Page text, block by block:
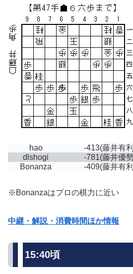
hao -413(藤井有
dlshogi
-781(藤井優
Bonanza
-409(藤井有
※Bonanzaはプロの棋力に近い
中継・解説・消費時間ほか情報
15:40頃